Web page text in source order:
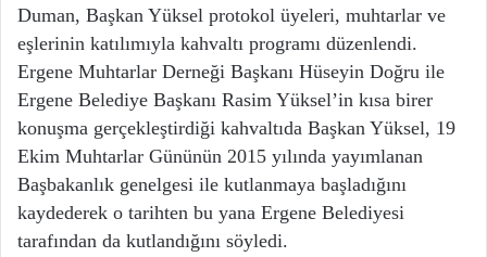
Duman, Başkan Yüksel protokol üyeleri, muhtarlar ve
eşlerinin katılımıyla kahvaltı programı düzenlendi.
Ergene Muhtarlar Derneği Başkanı Hüseyin Doğru ile
Ergene Belediye Başkanı Rasim Yüksel’in kısa birer
konuşma gerçekleştirdiği kahvaltıda Başkan Yüksel, 19
Ekim Muhtarlar Gününün 2015 yılında yayımlanan
Başbakanlık genelgesi ile kutlanmaya başladığını
kaydederek o tarihten bu yana Ergene Belediyesi
tarafından da kutlandığını söyledi.